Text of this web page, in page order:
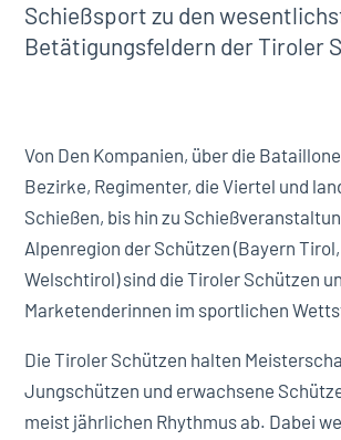
Schießsport zu den
Betätigungsfeldern der Tiroler
Von Den Kompanien, über die
Bezirke, Regimenter, die Viertel und
Schießen, bis hin zu
Alpenregion der Schützen (Bayern
Welschtirol) sind die Tiroler Schützen
Marketenderinnen im sportlichen
Die Tiroler Schützen halten
Jungschützen und erwachsene
meist jährlichen Rhythmus ab. Dabei